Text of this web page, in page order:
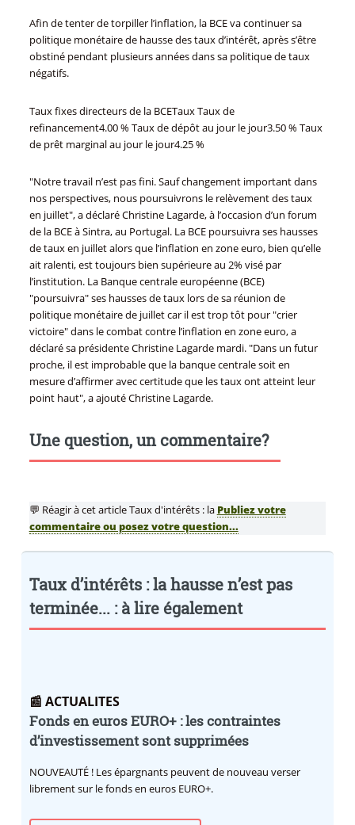
Afin de tenter de torpiller l’inflation, la BCE va continuer sa
politique monétaire de hausse des taux d’intérêt, après s’être
obstiné pendant plusieurs années dans sa politique de taux
négatifs.
Taux fixes directeurs de la BCETaux Taux de
refinancement4.00 % Taux de dépôt au jour le jour3.50 % Taux
de prêt marginal au jour le jour4.25 %
"Notre travail n’est pas fini. Sauf changement important dans
nos perspectives, nous poursuivrons le relèvement des taux
en juillet", a déclaré Christine Lagarde, à l’occasion d’un forum
de la BCE à Sintra, au Portugal. La BCE poursuivra ses hausses
de taux en juillet alors que l’inflation en zone euro, bien qu’elle
ait ralenti, est toujours bien supérieure au 2% visé par
l’institution. La Banque centrale européenne (BCE)
"poursuivra" ses hausses de taux lors de sa réunion de
politique monétaire de juillet car il est trop tôt pour "crier
victoire" dans le combat contre l’inflation en zone euro, a
déclaré sa présidente Christine Lagarde mardi. "Dans un futur
proche, il est improbable que la banque centrale soit en
mesure d’affirmer avec certitude que les taux ont atteint leur
point haut", a ajouté Christine Lagarde.
Une question, un commentaire?
💬 Réagir à cet article Taux d'intérêts : la Publiez votre
commentaire ou posez votre question...
Taux d’intérêts : la hausse n’est pas
terminée... : à lire également
📰 ACTUALITES
Fonds en euros EURO+ : les contraintes
d’investissement sont supprimées
NOUVEAUTÉ !Les épargnants peuvent de nouveau verser
librement sur le fonds en euros EURO+.